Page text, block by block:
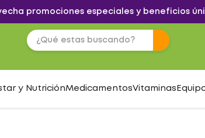
promociones especiales y beneficios
y NutriciónMedicamentosVitaminas